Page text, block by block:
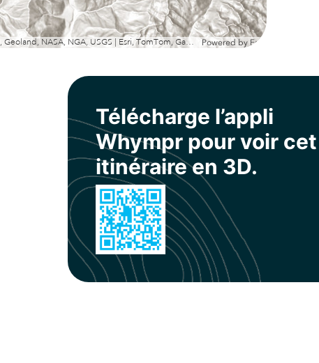
Esri, Geoland, NASA, NGA, USGS | Esri, TomTom, Garmin, METI/NASA, USGS Powered by Esri
Télécharge l’appli
Whympr pour voir cet
itinéraire en 3D.